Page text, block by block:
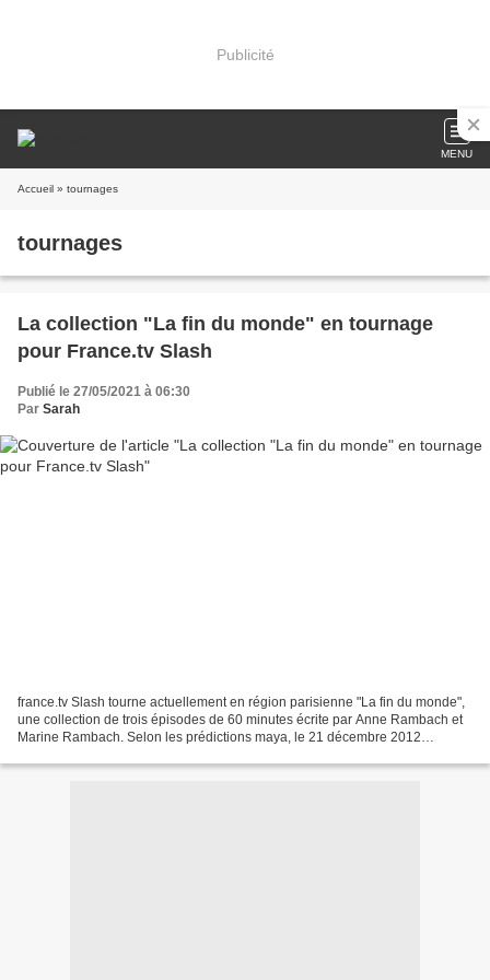
Publicité
MENU
Accueil » tournages
tournages
La collection "La fin du monde" en tournage
pour France.tv Slash
Publié le 27/05/2021 à 06:30
Par Sarah
france.tv Slash tourne actuellement en région parisienne "La fin du monde",
une collection de trois épisodes de 60 minutes écrite par Anne Rambach et
Marine Rambach. Selon les prédictions maya, le 21 décembre 2012